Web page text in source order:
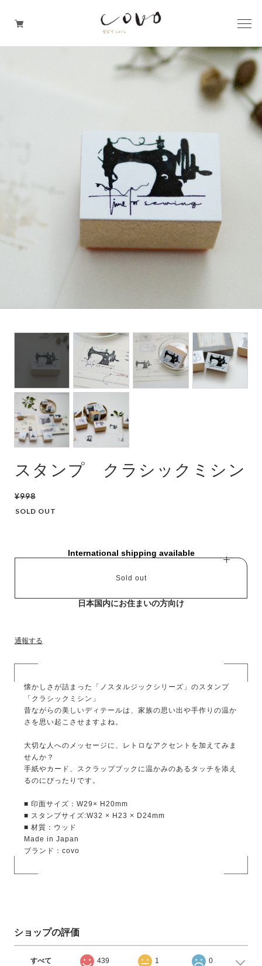
TRAVELER'S notebook
covo design
その他の暮らしの道具
ガレージセール
スタンプ クラシックミシン
¥998
SOLD OUT
International shipping available
Sold out
日本国内にお住まいの方向け
通報する
懐かしさが詰まった「ノスタルジックシリーズ」のスタンプ
「クラシックミシン」
昔ながらの美しいディテールは、家族の思い出や手作りの温か
さを思い起こさせますよね。
大切な人へのメッセージに、レトロなアクセントを加えてみま
せんか？
手紙やカード、スクラップブックに温かみのあるタッチを添え
るのにぴったりです。
■ 印面サイズ：W29× H20mm
■ スタンプサイズ:W32 × H23 × D24mm
■ 材質：ウッド
Made in Japan
ブランド：covo
ショップの評価
すべて 439 1 0